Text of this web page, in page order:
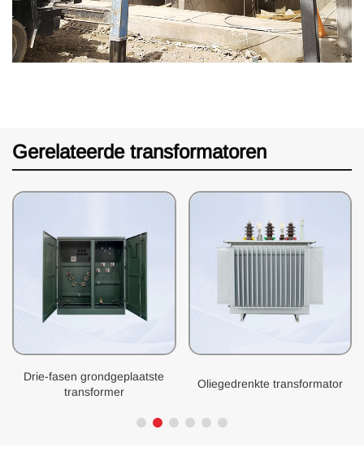
Gerelateerde transformatoren
Drie-fasen grondgeplaatste
transformer
Oliegedrenkte transformator